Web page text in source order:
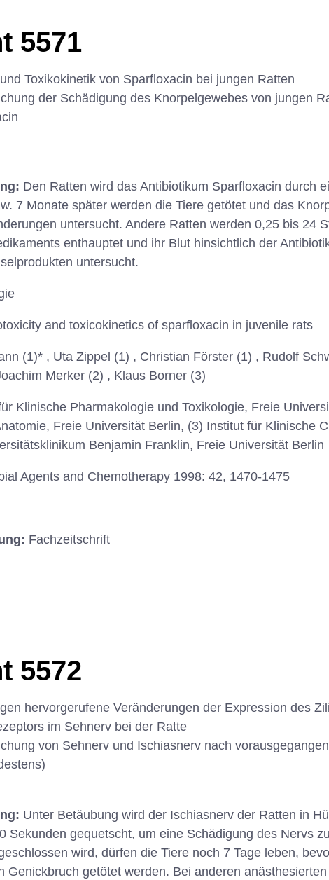
5571
Toxikokinetik von Sparfloxacin bei jungen Ratten
der Schädigung des Knorpelgewebes von jungen
Den Ratten wird das Antibiotikum Sparfloxacin durch
7 Monate später werden die Tiere getötet und das
untersucht. Andere Ratten werden 0,25 bis 24
enthauptet und ihr Blut hinsichtlich der
untersucht.
and toxicokinetics of sparfloxacin in juvenile rats
(1)* , Uta Zippel (1) , Christian Förster (1) , Rudolf
Merker (2) , Klaus Borner (3)
Klinische Pharmakologie und Toxikologie, Freie
Freie Universität Berlin, (3) Institut für Klinische
Benjamin Franklin, Freie Universität Berlin
Agents and Chemotherapy 1998: 42, 1470-1475
Fachzeitschrift
5572
hervorgerufene Veränderungen der Expression des
im Sehnerv bei der Ratte
von Sehnerv und Ischiasnerv nach
Unter Betäubung wird der Ischiasnerv der Ratten in
Sekunden gequetscht, um eine Schädigung des Nervs
wird, dürfen die Tiere noch 7 Tage leben,
Genickbruch getötet werden. Bei anderen